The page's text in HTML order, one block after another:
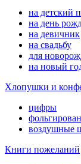
на детский
на день
на девичник
на свадьбу
для
на новый
Хлопушки и
цифры
воздушные
Книги пожеланий